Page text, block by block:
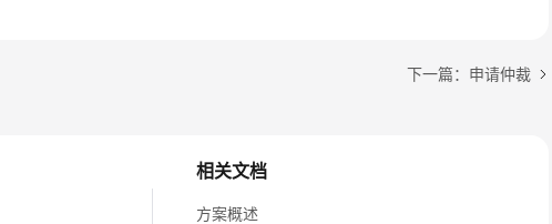
下一篇：申请仲裁
相关文档
方案概述